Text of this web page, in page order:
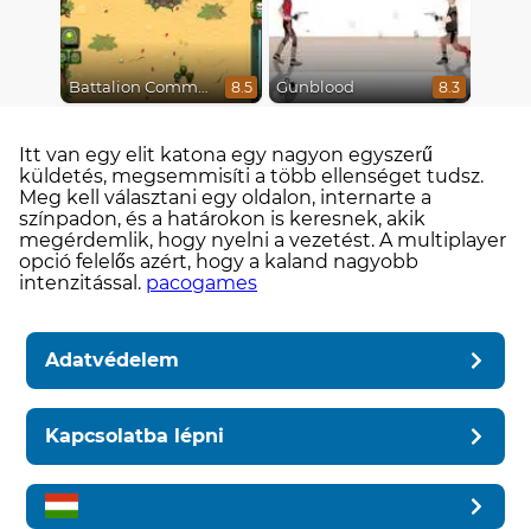
Battalion Commander 8.5 Gunblood 8.3
Itt van egy elit katona egy nagyon egyszerű
küldetés, megsemmisíti a több ellenséget tudsz.
Meg kell választani egy oldalon, internarte a
színpadon, és a határokon is keresnek, akik
megérdemlik, hogy nyelni a vezetést. A multiplayer
opció felelős azért, hogy a kaland nagyobb
intenzitással. pacogames
Adatvédelem
Kapcsolatba lépni